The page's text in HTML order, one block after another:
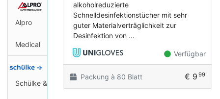
Alpro
Medical
Schülke &
alkoholreduzierte
Schnelldesinfektionstücher mit sehr
guter Materialverträglichkeit zur
Desinfektion von ...
Verfügbar
Packung à 80 Blatt € 9 99